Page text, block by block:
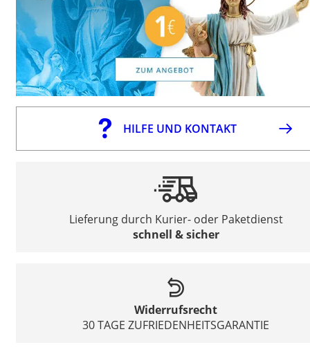
HILFE UND KONTAKT
Lieferung durch Kurier- oder Paketdienst
schnell & sicher
Widerrufsrecht
30 TAGE ZUFRIEDENHEITSGARANTIE